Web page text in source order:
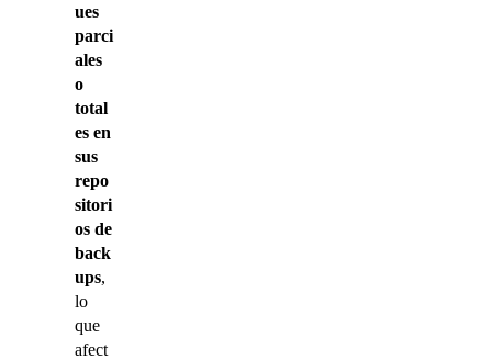
ues
parci
ales
o
total
es en
sus
repo
sitori
os de
back
ups,
lo
que
afect